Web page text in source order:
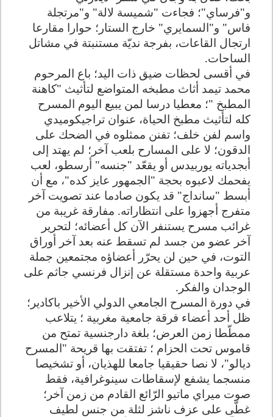
و"فرساي"؛ فجاءت "شميسة لالة" و"مرتجلة
فاس" و"السمايري" خارج الستار؛ حوارا مقارعا
ارتجال القاعات، بفرجة نديّة مستنبتة في مشاتل
الساحات.
في أقسى لحظات ضيق ذات اليد؛ باع المرحوم
محمد تيمد أثاث مطبخه المتواضع لتأثيث "كاهنة
المطبخ "؛ معطيا درسا لمن يبيع اليوم المسرح
كله لتأثيث مطبخ الحياة، عنوان تراجيكوميدي
واسم لفن خلف؛ تفنن ممثلوه في الضحك على
الدقون؛ لا على المسارح بلعب آخر؛ لم يهتد إلى
أبجدياته يوربيدس أو يقعّد "جنسه" أرسطو، لعب
يفحمك لاعبوه بحجة "الجمهور عايز كده"، مع أن
أبسط "سانداج" قد يكون صادما عند تصويت آخر
متفرج أجهزوا على انتظاراته. مفارقة غريبة من
غرائب مسرح يستنفر الآن كل أعضائه؛ لتحرير
آخر عضو من جسد لم تسقط عنه بعد آخر أوراق
التوت، في حين لن يحرّر أعضاؤه مجتمعين جملة
عربية واحدة مستقلة عن إنزال فرنسي جاثم على
الوجدان والفكر.
في دورة المسرح الجامعي الدولي الأخير باكادير؛
ظل أحد أعضاء فرقة جامعية مغربية ؛ يتلاعب
ممطّطا زمن العرض؛ بلغة دارجنسية تمتح من
قاموس تحت الحزام ؛ تفتقت بها قريحة "المسرح
ديالو"، لا نصا حقيقيا جامعا للهذيان، أو تشخيصا
منسجما يشفع لإسقاطات سينوغرافية، فقط
صوت ميراي ماتيو الرّائع القادم من زمن آخر؛
غطّى على عزف ناشز لثلة من جنس لطيف